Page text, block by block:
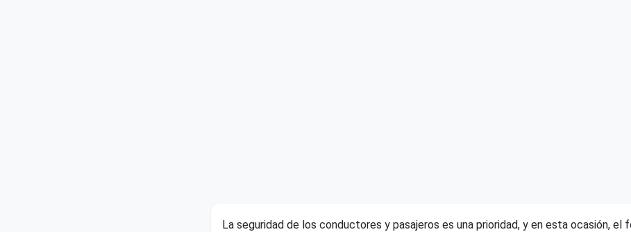
La seguridad de los conductores y pasajeros es una prioridad, y en esta ocasión, el